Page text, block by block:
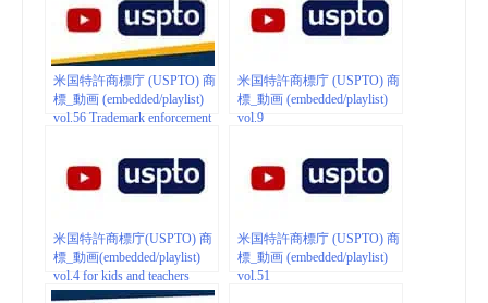
米国特許商標庁 (USPTO) 商
標_動画 (embedded/playlist)
vol.56 Trademark enforcement
米国特許商標庁 (USPTO) 商
標_動画 (embedded/playlist)
vol.9
米国特許商標庁(USPTO) 商
標_動画(embedded/playlist)
vol.4 for kids and teachers
米国特許商標庁 (USPTO) 商
標_動画 (embedded/playlist)
vol.51